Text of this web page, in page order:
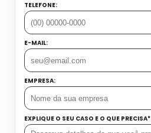
TELEFONE:
E-MAIL:
EMPRESA:
EXPLIQUE O SEU CASO E O QUE PRECISA*